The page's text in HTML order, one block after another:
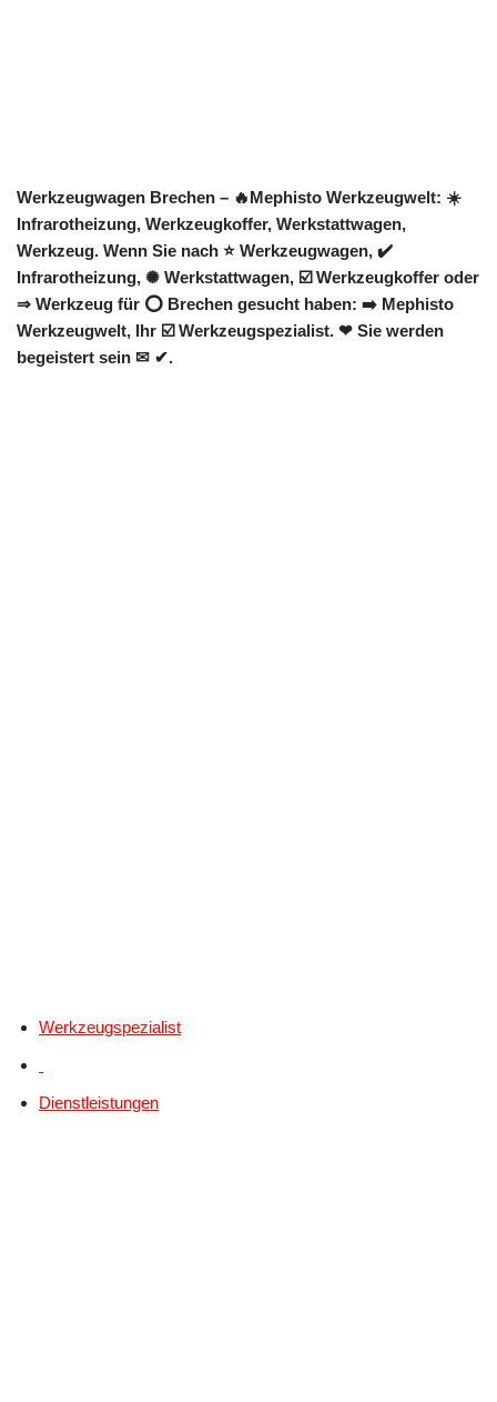
Werkzeugwagen Brechen – 🔥Mephisto Werkzeugwelt: ☀️
Infrarotheizung, Werkzeugkoffer, Werkstattwagen,
Werkzeug. Wenn Sie nach ⭐ Werkzeugwagen, ✔️
Infrarotheizung, ✺ Werkstattwagen, ☑️ Werkzeugkoffer oder
⇒ Werkzeug für ⭕ Brechen gesucht haben: ➡️ Mephisto
Werkzeugwelt, Ihr ☑️ Werkzeugspezialist. ❤ Sie werden
begeistert sein ✉ ✔.
Werkzeugspezialist
Dienstleistungen